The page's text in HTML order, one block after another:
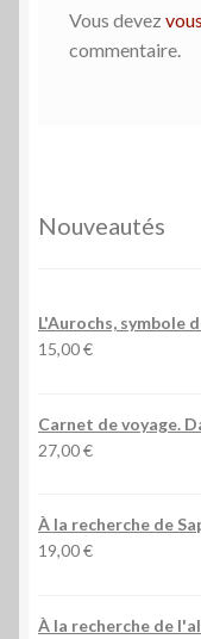
Vous devez
commentaire.
Nouveautés
L'Aurochs, symbole
15,00€
Carnet de voyage.
27,00€
À la recherche de
19,00€
À la recherche de